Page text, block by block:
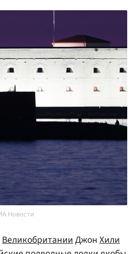
Новости
ВеликобританииДжонХили